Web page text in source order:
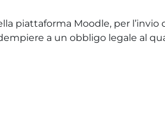
piattaforma Moodle, per l’invio
a un obbligo legale al